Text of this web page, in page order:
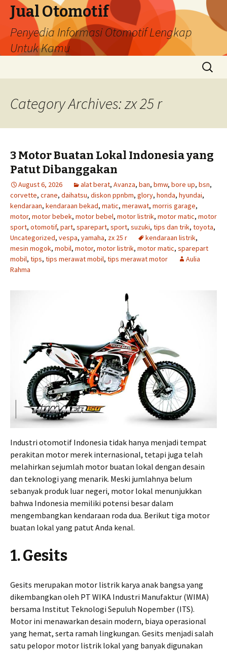
Jual Otomotif
Penyedia Informasi Otomotif Lengkap
Untuk Kamu
Search
for:
Category Archives: zx 25 r
3 Motor Buatan Lokal Indonesia yang
Patut Dibanggakan
August 6, 2026 alat berat, Avanza, ban, bmw, bore up, bsn,
corvette, crane, daihatsu, diskon ppnbm, glory, honda, hyundai,
kendaraan, kendaraan bekad, matic, merawat, morris garage,
motor, motor bebek, motor bebel, motor listrik, motor matic, motor
sport, otomotif, part, sparepart, sport, suzuki, tips dan trik, toyota,
Uncategorized, vespa, yamaha, zx 25 r kendaraan listrik,
mesin mogok, mobil, motor, motor listrik, motor matic, sparepart
mobil, tips, tips merawat mobil, tips merawat motor
Aulia
Rahma
Industri otomotif Indonesia tidak hanya menjadi tempat
perakitan motor merek internasional, tetapi juga telah
melahirkan sejumlah motor buatan lokal dengan desain
dan teknologi yang menarik. Meski jumlahnya belum
sebanyak produk luar negeri, motor lokal menunjukkan
bahwa Indonesia memiliki potensi besar dalam
mengembangkan kendaraan roda dua. Berikut tiga motor
buatan lokal yang patut Anda kenal.
1. Gesits
Gesits merupakan motor listrik karya anak bangsa yang
dikembangkan oleh PT WIKA Industri Manufaktur (WIMA)
bersama Institut Teknologi Sepuluh Nopember (ITS).
Motor ini menawarkan desain modern, biaya operasional
yang hemat, serta ramah lingkungan. Gesits menjadi salah
satu pelopor motor listrik lokal yang banyak digunakan